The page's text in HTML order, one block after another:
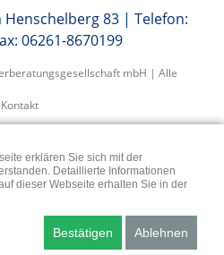
83 | Telefon:
06261-8670199
mbH | Alle
Kontakt
erklären Sie sich mit der
Detaillierte Informationen
dieser Webseite erhalten Sie in der
Bestätigen Ablehnen